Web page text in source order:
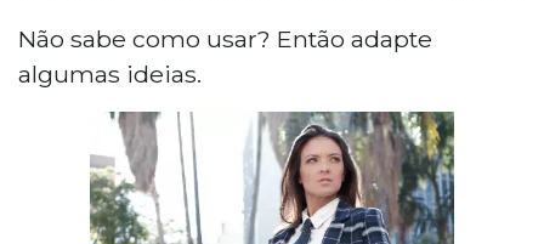
Não sabe como usar? Então adapte
algumas ideias.